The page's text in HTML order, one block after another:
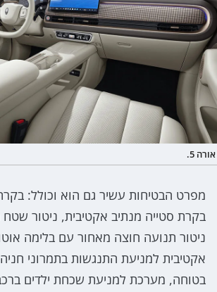
אורה 5.
מפרט הבטיחות עשיר גם הוא וכולל:
בקרת סטייה מנתיב אקטיבית, ניטור
ניטור תנועה חוצה מאחור עם בלימה
אקטיבית למניעת התנגשות בתמרוני
בטוחה, מערכת למניעת שכחת ילדים